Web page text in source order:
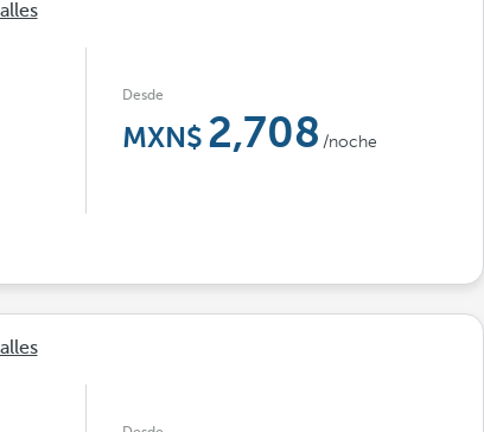
Desde
2,708 /noche